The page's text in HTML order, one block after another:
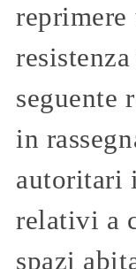
seguente
in
autoritari
relativi a
spazi